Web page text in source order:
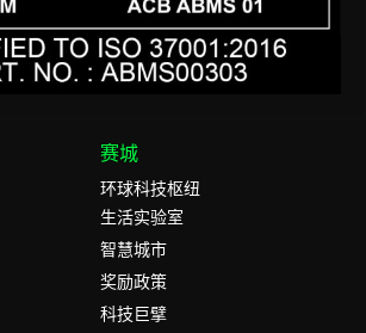
赛城
环球科技枢纽
生活实验室
智慧城市
奖励政策
科技巨擘